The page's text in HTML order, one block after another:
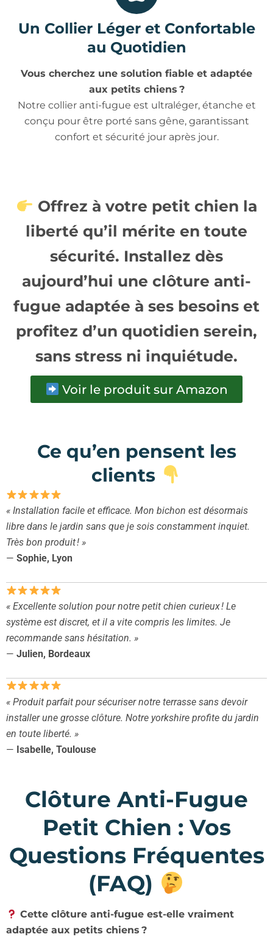
Un Collier Léger et Confortable
au Quotidien
Vous cherchez une solution fiable et adaptée
aux petits chiens ?
Notre collier anti-fugue est ultraléger, étanche et
conçu pour être porté sans gêne, garantissant
confort et sécurité jour après jour.
Offrez à votre petit chien la
liberté qu’il mérite en toute
sécurité. Installez dès
aujourd’hui une clôture anti-
fugue adaptée à ses besoins et
profitez d’un quotidien serein,
sans stress ni inquiétude.
Voir le produit sur Amazon
Ce qu’en pensent les
clients
« Installation facile et efficace. Mon bichon est désormais
libre dans le jardin sans que je sois constamment inquiet.
Très bon produit ! »
— Sophie, Lyon
« Excellente solution pour notre petit chien curieux ! Le
système est discret, et il a vite compris les limites. Je
recommande sans hésitation. »
— Julien, Bordeaux
« Produit parfait pour sécuriser notre terrasse sans devoir
installer une grosse clôture. Notre yorkshire profite du jardin
en toute liberté. »
— Isabelle, Toulouse
Clôture Anti-Fugue
Petit Chien : Vos
Questions Fréquentes
(FAQ)
Cette clôture anti-fugue est-elle vraiment
adaptée aux petits chiens ?